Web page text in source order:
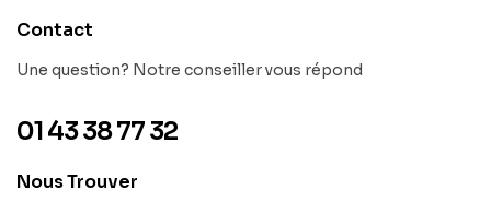
Contact
Une question? Notre conseiller vous répond
01 43 38 77 32
Nous Trouver